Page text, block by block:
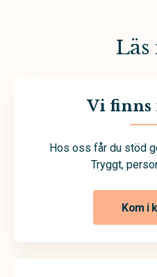
Läs
Vi finns
Hos oss får du stöd
Tryggt,
Kom i